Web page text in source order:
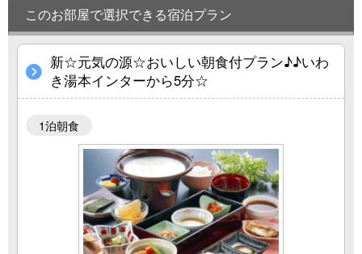
このお部屋で選択できる宿泊プラン
新☆元気の源☆おいしい朝食付プラン♪♪いわ
き湯本インターから5分☆
1泊朝食